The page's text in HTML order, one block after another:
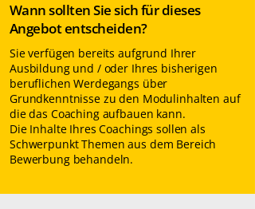
Wann sollten Sie sich für dieses
Angebot entscheiden?
Sie verfügen bereits aufgrund Ihrer
Ausbildung und / oder Ihres bisherigen
beruflichen Werdegangs über
Grundkenntnisse zu den Modulinhalten auf
die das Coaching aufbauen kann.
Die Inhalte Ihres Coachings sollen als
Schwerpunkt Themen aus dem Bereich
Bewerbung behandeln.